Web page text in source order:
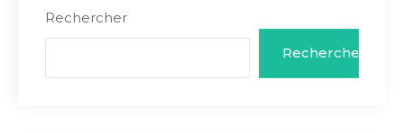
Rechercher
Rechercher